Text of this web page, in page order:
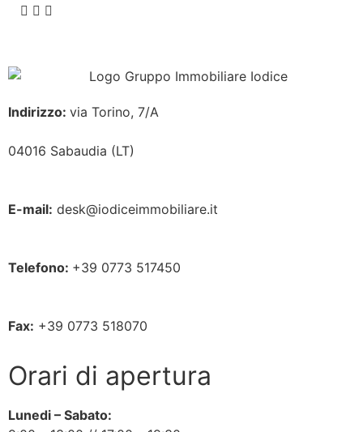
Indirizzo: via Torino, 7/A
04016 Sabaudia (LT)
E-mail: desk@iodiceimmobiliare.it
Telefono: +39 0773 517450
Fax: +39 0773 518070
Orari di apertura
Lunedi – Sabato: